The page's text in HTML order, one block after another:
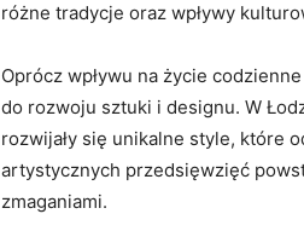
różne tradycje oraz wpływy
Oprócz wpływu na życie
do rozwoju sztuki i designu. W
rozwijały się unikalne style, które
artystycznych przedsięwzięć
zmaganiami.